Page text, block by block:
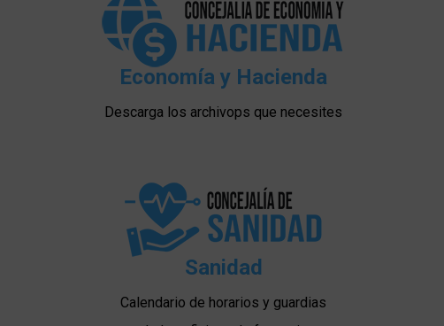
Economía y Hacienda
Descarga los archivops que necesites
Sanidad
Calendario de horarios y guardias